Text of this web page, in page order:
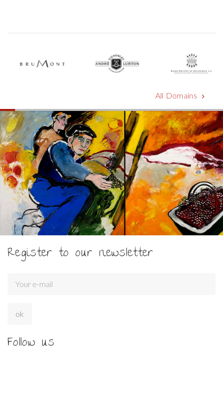
All Domains chevron_right
Register to our newsletter
Follow us